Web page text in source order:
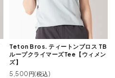
Teton Bros. ティートンブロス TB
ループクライマーズTee【ウィメン
ズ】
5,500円(税込)